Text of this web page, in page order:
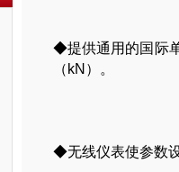
◆提供通用的国际
（kN）。
◆无线仪表使参数